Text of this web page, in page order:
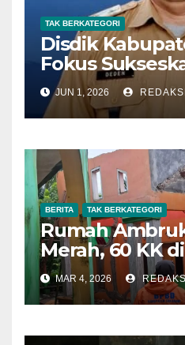
TAK BERKATEGORI
Disdik
Fokus
Pelaksanaan
Tahun 2026
JUN 1, 2026
BERITA TAK BERKATEGORI
Rumah
Merah, 60 KK
Terancam
Susulan
MAR 4, 2026